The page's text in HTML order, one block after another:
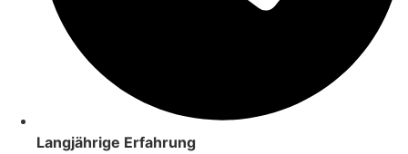
Langjährige Erfahrung